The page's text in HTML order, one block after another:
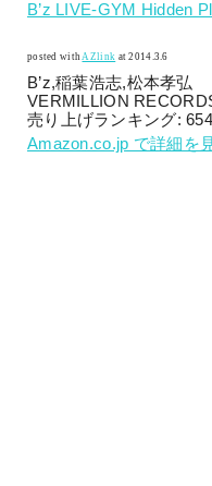
B’z LIVE-GYM Hidden
posted withAZlink at 2014.3.6
B’z,稲葉浩志,松本孝弘
VERMILLION
売り上げランキング:
Amazon.co.jp で詳細を